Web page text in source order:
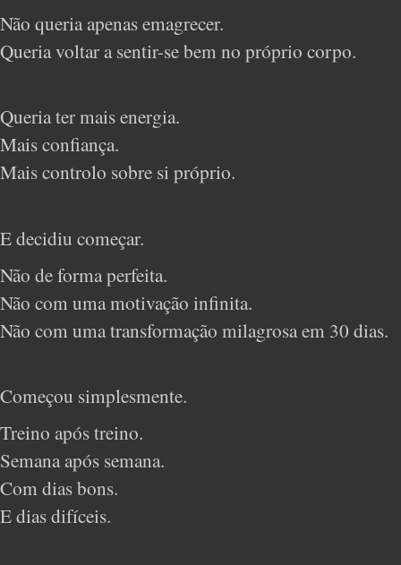
Não queria apenas emagrecer.
Queria voltar a sentir-se bem no próprio corpo.
Queria ter mais energia.
Mais confiança.
Mais controlo sobre si próprio.
E decidiu começar.
Não de forma perfeita.
Não com uma motivação infinita.
Não com uma transformação milagrosa em 30 dias.
Começou simplesmente.
Treino após treino.
Semana após semana.
Com dias bons.
E dias difíceis.